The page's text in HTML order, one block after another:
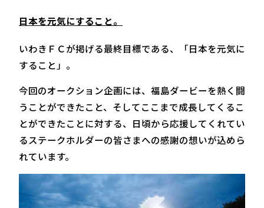
日本を元気にすること。
いわきＦＣが掲げる最終目標である、「日本を元気に
すること」。
今回のオークション企画には、福島ダービーを熱く闘
うことができたこと、そしてここまで成長してくるこ
とができたことに対する、日頃から応援してくれてい
るステークホルダーの皆さまへの感謝の想いが込めら
れています。